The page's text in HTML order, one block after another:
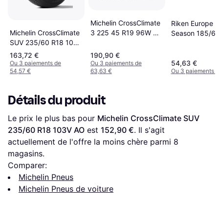
Michelin CrossClimate
SUV 235/60 R18 107V
XL
163,72 €
Ou 3 paiements de
54,57 €
Michelin CrossClimate
3 225 45 R19 96W XL
190,90 €
Ou 3 paiements de
63,63 €
Riken Europe
Season 185/
54,63 €
Ou 3 paiements
Détails du produit
Le prix le plus bas pour Michelin CrossClimate SUV
235/60 R18 103V AO est 152,90 €. Il s'agit
actuellement de l'offre la moins chère parmi 8
magasins.
Comparer:
Michelin Pneus
Michelin Pneus de voiture